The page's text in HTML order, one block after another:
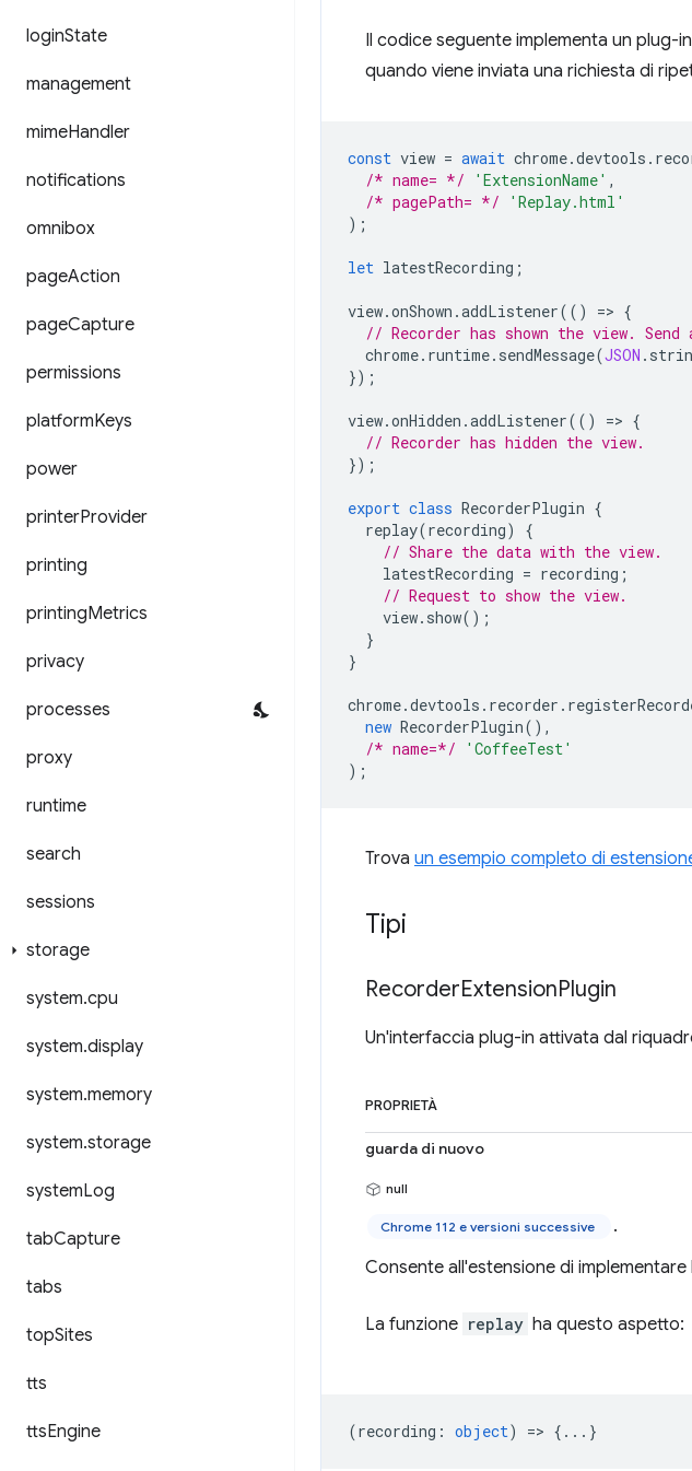
loginState
management
mimeHandler
notifications
omnibox
pageAction
pageCapture
permissions
platformKeys
power
printerProvider
printing
printingMetrics
privacy
processes
proxy
runtime
search
sessions
storage
system.cpu
system.display
system.memory
system.storage
systemLog
tabCapture
tabs
topSites
tts
ttsEngine
Il codice seguente implementa un plug-
quando viene inviata una richiesta di
const view = await chrome.devtools .
/* name= */
'ExtensionName' ,
/* pagePath= */
'Replay.html'
);
let latestRecording ;
view.onShown .addListener(() => {
// Recorder has shown the view.
chrome. runtime. sendMessage(JSON .
});
view.onHidden .addListener(() => {
// Recorder has hidden the view.
});
export class RecorderPlugin {
replay(recording)
{
// Share the data with the view.
latestRecording = recording ;
// Request to show the view.
view. show();
}
}
chrome.devtools . recorder .
new RecorderPlugin(),
/* name=*/
'CoffeeTest'
);
Trova un esempio completo di
Tipi
RecorderExtensionPlugin
Un'interfaccia plug-in attivata dal
PROPRIETÀ
guarda di nuovo
null
Chrome 112 e versioni successive
.
Consente all'estensione di
La funzione replay ha questo aspetto:
(recording : object) => {...}